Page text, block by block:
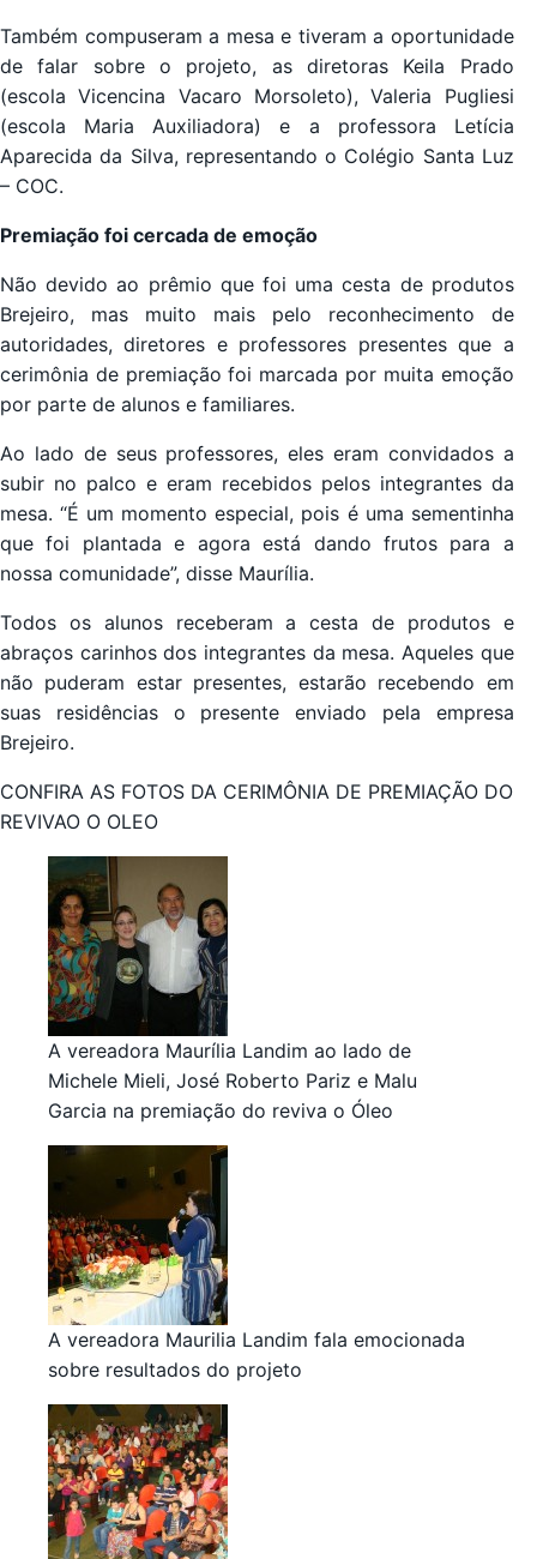
Também compuseram a mesa e tiveram a oportunidade
de falar sobre o projeto, as diretoras Keila Prado
(escola Vicencina Vacaro Morsoleto), Valeria Pugliesi
(escola Maria Auxiliadora) e a professora Letícia
Aparecida da Silva, representando o Colégio Santa Luz
– COC.
Premiação foi cercada de emoção
Não devido ao prêmio que foi uma cesta de produtos
Brejeiro, mas muito mais pelo reconhecimento de
autoridades, diretores e professores presentes que a
cerimônia de premiação foi marcada por muita emoção
por parte de alunos e familiares.
Ao lado de seus professores, eles eram convidados a
subir no palco e eram recebidos pelos integrantes da
mesa. “É um momento especial, pois é uma sementinha
que foi plantada e agora está dando frutos para a
nossa comunidade”, disse Maurília.
Todos os alunos receberam a cesta de produtos e
abraços carinhos dos integrantes da mesa. Aqueles que
não puderam estar presentes, estarão recebendo em
suas residências o presente enviado pela empresa
Brejeiro.
CONFIRA AS FOTOS DA CERIMÔNIA DE PREMIAÇÃO DO
REVIVAO O OLEO
A vereadora Maurília Landim ao lado de
Michele Mieli, José Roberto Pariz e Malu
Garcia na premiação do reviva o Óleo
A vereadora Maurilia Landim fala emocionada
sobre resultados do projeto